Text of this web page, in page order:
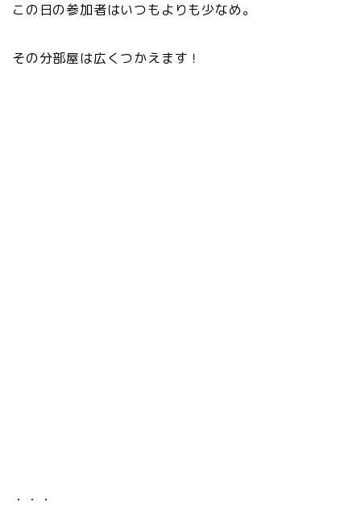
この日の参加者はいつもよりも少なめ。
その分部屋は広くつかえます！
・・・